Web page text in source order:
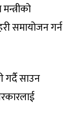
समायोजन गर्न
गर्दै साउन